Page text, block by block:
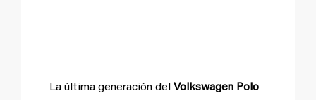
La última generación del Volkswagen Polo